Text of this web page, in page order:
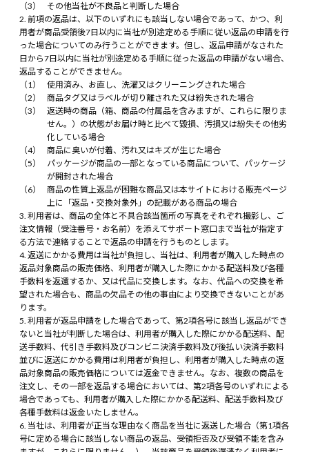
その他当社が不良品と判断した場合
前項の返品は、以下のいずれにも該当しない場合であって、かつ、利
用者が商品受領後7日以内に当社が別途定める手順に従い返品の申請を行
った場合についてのみ行うことができます。但し、返品申請がなされた
日から7日以内に当社が別途定める手順に従った返品の申請がない場合、
返品することができません。
使用済み、お直し、洗濯又はクリーニングされた場合
商品タグ又はラベルが切り離された又は紛失された場合
返送時の商品（箱、商品の付属品を含みますが、これらに限りま
せん。）の状態がお届け時と比べて毀損、汚損又は紛失その他劣
化している場合
商品に臭いが付着、汚れ又はキズが生じた場合
パッケージが商品の一部となっている商品について、パッケージ
が開封された場合
商品の性質上返品が困難な商品又は本サイトにおける販売ページ
上に「返品・交換対象外」の記載がある商品の場合
利用者は、商品の全体と不具合該当箇所の写真をそれぞれ撮影し、ご
注文情報（受注番号・お名前）を添えてサポート窓口まで当社が指定す
る方法で連絡することで返品の申請を行うものとします。
返送にかかる費用は当社が負担し、当社は、利用者が購入した時点の
返品対象商品の販売価格、利用者が購入した際にかかる配送料及び各種
手数料を返還するか、又は代品に交換します。なお、代品への交換を希
望された場合も、商品の欠品その他の事由により交換できないことがあ
ります。
利用者が返品申請をした場合であって、第2項各号に該当し返品ができ
ないと当社が判断した場合は、利用者が購入した際にかかる配送料、配
送手数料、代引き手数料及びコンビニ決済手数料及び後払い決済手数料
並びに返送にかかる費用は利用者が負担し、利用者が購入した時点の返
品対象商品の販売価格については返金できません。なお、複数の商品を
注文し、その一部を返品する場合においては、第2項各号のいずれによる
場合であっても、利用者が購入した際にかかる配送料、配送手数料及び
各種手数料は返金いたしません。
当社は、利用者が正当な理由なく商品を当社に返送した場合（第1項各
号に定める場合に該当しない商品の返品、受領拒否及び受領不能を含み